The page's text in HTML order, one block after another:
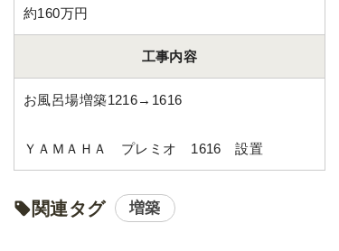
約160万円
工事内容
お風呂場増築1216→1616
ＹＡＭＡＨＡ プレミオ 1616 設置
関連タグ 増築